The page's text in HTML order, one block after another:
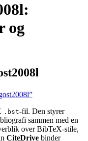
og
.bst-fil. Den styrer
sammen med en
over BibTeX-stile,
CiteDrive binder